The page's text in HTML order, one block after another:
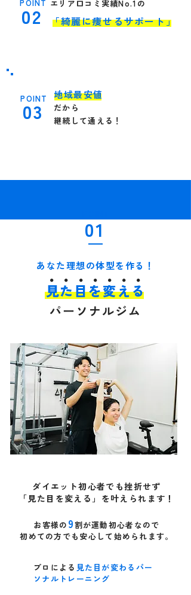
02
POINT エリア口コミ実績No.1の
「綺麗に痩せるサポート」
03
POINT 地域最安値
だから
継続して通える！
01
あなた理想の体型を作る！
・・・・・・・
見た目を変える
パーソナルジム
ダイエット初心者でも挫折せず
​「見た目を変える」を叶えられます！
お客様の 9割が運動初心者 なので
初めての方でも​安心して始められます。
プロによる 見た目が変わるパー
ソナルトレーニング